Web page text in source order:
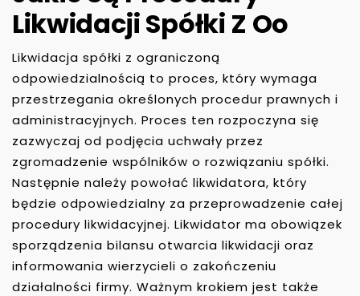
Likwidacji Spółki Z Oo
Likwidacja spółki z ograniczoną
odpowiedzialnością to proces, który wymaga
przestrzegania określonych procedur prawnych i
administracyjnych. Proces ten rozpoczyna się
zazwyczaj od podjęcia uchwały przez
zgromadzenie wspólników o rozwiązaniu spółki.
Następnie należy powołać likwidatora, który
będzie odpowiedzialny za przeprowadzenie całej
procedury likwidacyjnej. Likwidator ma obowiązek
sporządzenia bilansu otwarcia likwidacji oraz
informowania wierzycieli o zakończeniu
działalności firmy. Ważnym krokiem jest także